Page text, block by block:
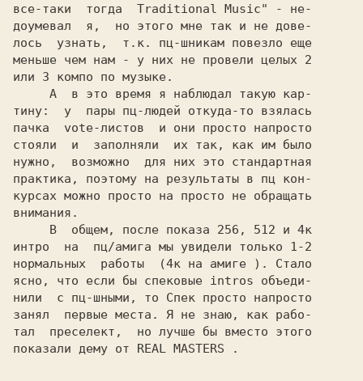
все-таки  тогда  Traditional Music"
- не-
доумевал  я,  но этого мне так и не дове-
лось  узнать,  т.к. пц-шникам повезло еще
меньше чем нам - у них не провели целых 2
или 3 компо по музыке.
тину:  у  пары пц-людей откуда-то взялась
пачка  vote-листов  и они просто напросто
стояли  и  заполняли  их так, как им было
нужно,  возможно  для них это стандартная
практика, поэтому на результаты в пц кон-
курсах можно просто на просто не обращать
внимания.
интро  на пц/амига мы увидели только 1-2
нормальных  работы  (4к на амиге
). Стало
ясно, что если бы спековые intros объеди-
нили  с пц-шными, то Спек просто напросто
занял  первые места. Я не знаю, как рабо-
тал  преселект,  но лучше бы вместо этого
показали дему от REAL MASTERS .